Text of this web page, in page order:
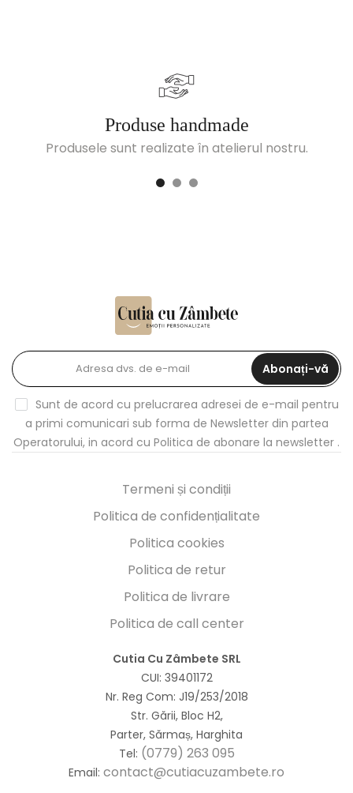
Produse handmade
Produsele sunt realizate în atelierul nostru.
Termeni și condiții
Politica de confidențialitate
Politica cookies
Politica de retur
Politica de livrare
Politica de call center
Abonați-vă
Sunt de acord cu prelucrarea adresei de e-mail pentru
a primi comunicari sub forma de Newsletter din partea
Operatorului, in acord cu Politica de abonare la newsletter .
Cutia Cu Zâmbete SRL
CUI: 39401172
Nr. Reg Com: J19/253/2018
Str. Gării, Bloc H2,
Parter, Sărmaș, Harghita
Tel: (0779) 263 095
Email: contact@cutiacuzambete.ro